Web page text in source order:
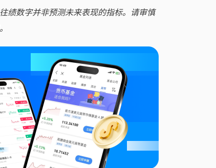
绩数字并非预测未来表现的指标。请审慎